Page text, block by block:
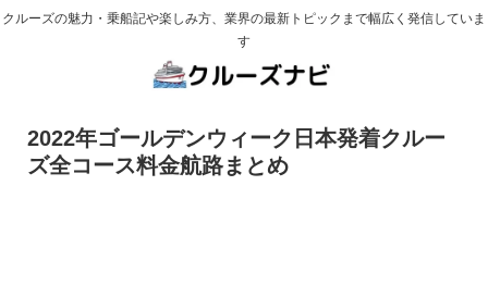
クルーズの魅力・乗船記や楽しみ方、業界の最新トピックまで幅広く発信していま
す
2022年ゴールデンウィーク日本発着クルー
ズ全コース料金航路まとめ